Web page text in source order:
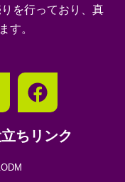
を行っており、真
す。
ちリンク